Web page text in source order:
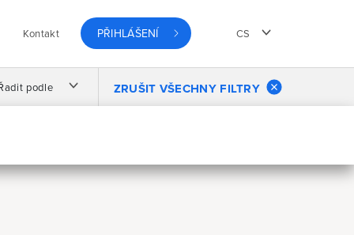
Kontakt PŘIHLÁŠENÍ CS
podle ZRUŠIT VŠECHNY FILTRY